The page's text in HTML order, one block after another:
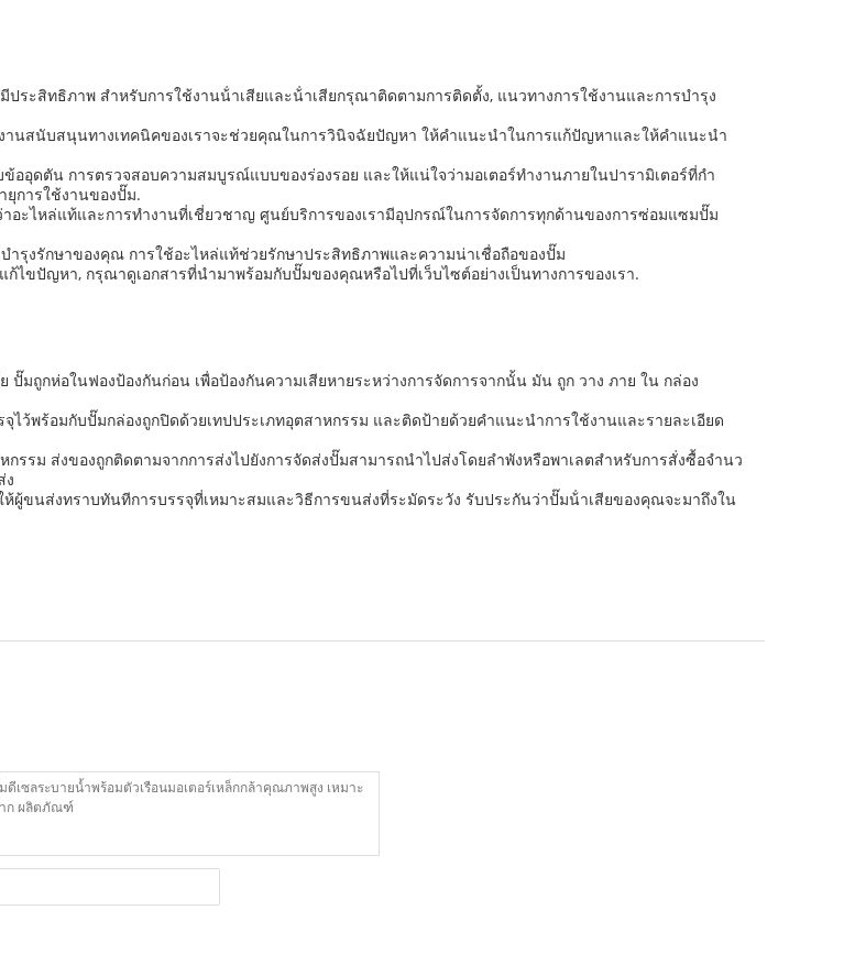
ระสิทธิภาพ สําหรับการใช้งานน้ําเสียและน้ําเสียกรุณาติดตามการติดตั้ง, แนวทางการใช้งานและการบํารุง
านสนับสนุนทางเทคนิคของเราจะช่วยคุณในการวินิจฉัยปัญหา ให้คําแนะนําในการแก้ปัญหาและให้คําแนะนํา
อุดตัน การตรวจสอบความสมบูรณ์แบบของร่องรอย และให้แน่ใจว่ามอเตอร์ทํางานภายในปารามิเตอร์ที่กํา
ยุการใช้งานของปั๊ม.
ะไหล่แท้และการทํางานที่เชี่ยวชาญ ศูนย์บริการของเรามีอุปกรณ์ในการจัดการทุกด้านของการซ่อมแซมปั๊ม
ารุงรักษาของคุณ การใช้อะไหล่แท้ช่วยรักษาประสิทธิภาพและความน่าเชื่อถือของปั๊ม
ไขปัญหา, กรุณาดูเอกสารที่นํามาพร้อมกับปั๊มของคุณหรือไปที่เว็บไซต์อย่างเป็นทางการของเรา.
มถูกห่อในฟองป้องกันก่อน เพื่อป้องกันความเสียหายระหว่างการจัดการจากนั้น มัน ถูก วาง ภาย ใน กล่อง
ว้พร้อมกับปั๊มกล่องถูกปิดด้วยเทปประเภทอุตสาหกรรม และติดป้ายด้วยคําแนะนําการใช้งานและรายละเอียด
รม ส่งของถูกติดตามจากการส่งไปยังการจัดส่งปั๊มสามารถนําไปส่งโดยลําพังหรือพาเลตสําหรับการสั่งซื้อจํานว
ง
ห้ผู้ขนส่งทราบทันทีการบรรจุที่เหมาะสมและวิธีการขนส่งที่ระมัดระวัง รับประกันว่าปั๊มน้ําเสียของคุณจะมาถึงใน